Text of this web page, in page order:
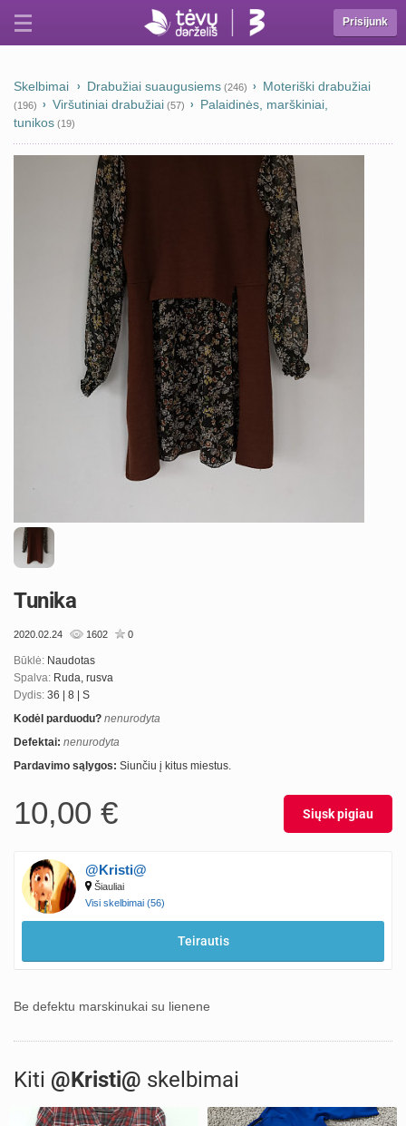
Prisijunk
Skelbimai Drabužiai suaugusiems (246) Moteriški drabužiai
(196) Viršutiniai drabužiai (57)
Palaidinės, marškiniai,
tunikos (19)
Tunika
2020.02.24 1602 0
Būklė: Naudotas
Spalva: Ruda, rusva
Dydis: 36 | 8 | S
Kodėl parduodu? nenurodyta
Defektai: nenurodyta
Pardavimo sąlygos: Siunčiu į kitus miestus.
10,00 € Siųsk pigiau
@Kristi@
Šiauliai
Visi skelbimai (56)
Teirautis
Be defektu marskinukai su lienene
Kiti @Kristi@ skelbimai